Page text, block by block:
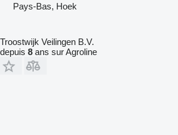
Pays-Bas, Hoek
Troostwijk Veilingen B.V.
depuis 8 ans sur Agroline